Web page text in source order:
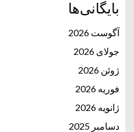
بایگانی‌ها
آگوست 2026
جولای 2026
ژوئن 2026
فوریه 2026
ژانویه 2026
دسامبر 2025